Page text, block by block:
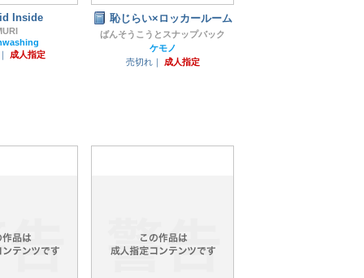
Inside
成人指定
恥じらい×ロッカールーム
ばんそうこうとスナップバック
ケモノ
売切れ｜
成人指定